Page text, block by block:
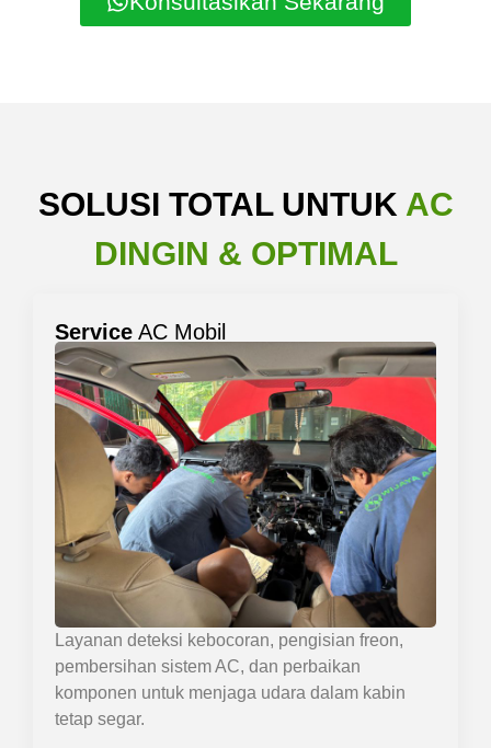
SOLUSI TOTAL UNTUK AC
DINGIN & OPTIMAL
Service AC Mobil
Layanan deteksi kebocoran, pengisian freon,
pembersihan sistem AC, dan perbaikan
komponen untuk menjaga udara dalam kabin
tetap segar.